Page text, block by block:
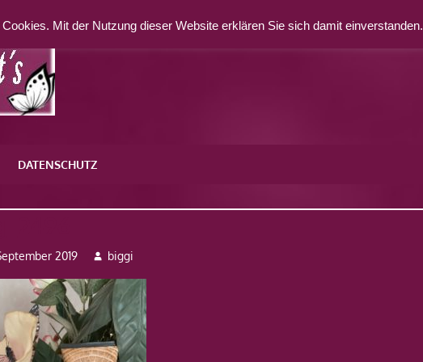
DATENSCHUTZ
2019 biggi
Mit der Nutzung dieser Website erklären Sie sich damit einverstanden.